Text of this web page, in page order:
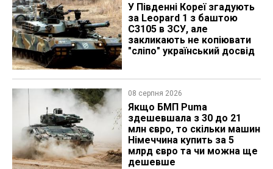
У Південні Кореї згадують
за Leopard 1 з баштою
C3105 в ЗСУ, але
закликають не копіювати
"сліпо" український досвід
08 серпня 2026
Якщо БМП Puma
здешевшала з 30 до 21
млн євро, то скільки машин
Німеччина купить за 5
млрд євро та чи можна ще
дешевше